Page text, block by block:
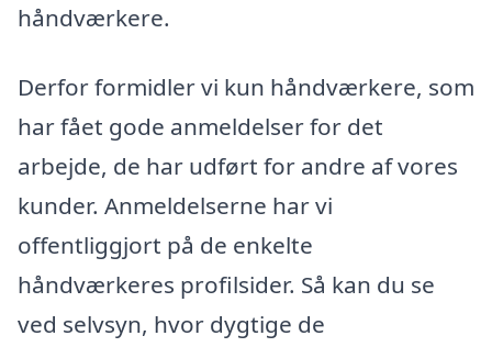
håndværkere.
Derfor formidler vi kun håndværkere, som
har fået gode anmeldelser for det
arbejde, de har udført for andre af vores
kunder. Anmeldelserne har vi
offentliggjort på de enkelte
håndværkeres profilsider. Så kan du se
ved selvsyn, hvor dygtige de